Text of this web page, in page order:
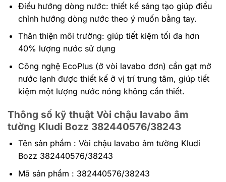
Điều hướng dòng nước: thiết kế sáng tạo giúp điểu
chỉnh hướng dòng nước theo ý muốn bằng tay.
Thân thiện môi trường: giúp tiết kiệm tối đa hơn
40% lượng nước sử dụng
Công nghệ EcoPlus (ở vòi lavabo đơn) cần gạt mở
nước lạnh được thiết kế ở vị trí trung tâm, giúp tiết
kiệm một lượng nước nóng không cần thiết.
Thông số kỹ thuật Vòi chậu lavabo âm
tường Kludi Bozz 382440576/38243
Tên sản phẩm : Vòi chậu lavabo âm tường Kludi
Bozz 382440576/38243
Mã sản phẩm : 382440576/38243